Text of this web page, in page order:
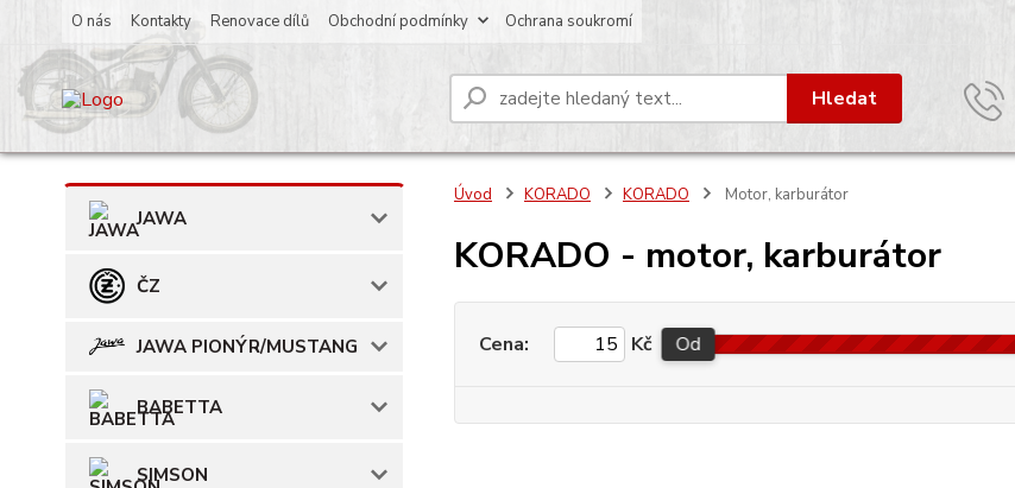
O nás Kontakty Renovace dílů Obchodní podmínky Ochrana soukromí
Hledat
JAWA
ČZ
JAWA PIONÝR/MUSTANG
BABETTA
SIMSON
Úvod KORADO KORADO Motor, karburátor
KORADO - motor, karburátor
Cena: Kč Od